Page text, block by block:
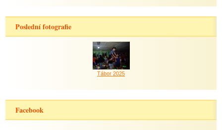
Poslední fotografie
Tábor 2025
Facebook